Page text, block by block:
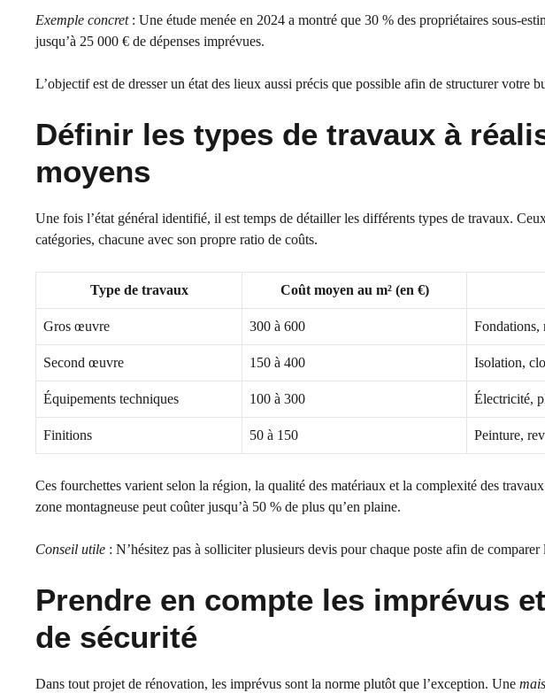
Exemple concret: Une étude menée en 2024 a montré que 30 % des propriétaires sous-
jusqu’à 25 000 € de dépenses imprévues.
L’objectif est de dresser un état des lieux aussi précis que possible afin de structurer votre
Définir les types de travaux à
moyens
Une fois l’état général identifié, il est temps de détailler les différents types de travaux.
catégories, chacune avec son propre ratio de coûts.
Type de travaux Coût moyen au m² (en €)
Gros œuvre 300 à 600 Fondations,
Second œuvre 150 à 400 Isolation,
Équipements techniques 100 à 300 Électricité,
Finitions 50 à 150 Peinture,
Ces fourchettes varient selon la région, la qualité des matériaux et la complexité des
zone montagneuse peut coûter jusqu’à 50 % de plus qu’en plaine.
Conseil utile : N’hésitez pas à solliciter plusieurs devis pour chaque poste afin de
Prendre en compte les imprévus
de sécurité
Dans tout projet de rénovation, les imprévus sont la norme plutôt que l’exception. Une